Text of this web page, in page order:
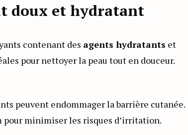
doux et hydratant
contenant des agents hydratants et
pour nettoyer la peau tout en douceur.
peuvent endommager la barrière cutanée.
minimiser les risques d’irritation.